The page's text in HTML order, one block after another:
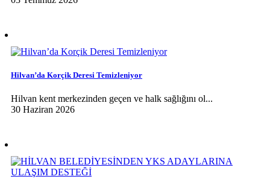
Hilvan’da Korçik Deresi Temizleniyor
Hilvan kent merkezinden geçen ve halk sağlığını ol...
30 Haziran 2026